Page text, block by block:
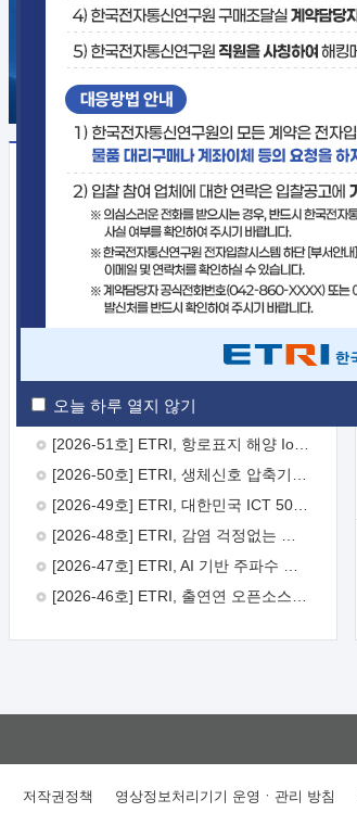
오늘 하루 열지 않기
보도자료
[2026-52호] ETRI, ITU-T 자율주행차 국제표준화 주도한다
저작권정책 영상정보처리기기 운영ㆍ관리 방침